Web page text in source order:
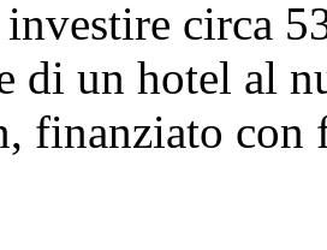
circa
di un hotel al
finanziato